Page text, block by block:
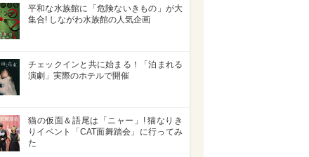
平和な水族館に「危険ないきもの」が大
集合! しながわ水族館の人気企画
チェックインと共に始まる！「泊まれる
演劇」実際のホテルで開催
猫の仮面＆語尾は「ニャー」! 猫なりき
りイベント「CAT面舞踏会」に行ってみ
た